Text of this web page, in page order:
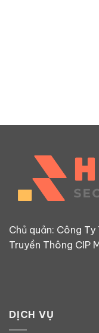
Chủ quản: Công Ty
Truyền Thông CIP
DỊCH VỤ